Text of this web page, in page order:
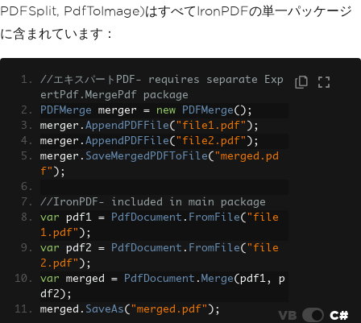
PDFSplit, PdfToImage)はすべてIronPDFの単一パッケージ
に含まれています：
//エキスパートPDF- requires separate Exp
ertPdf.MergePdf package
PDFMerge merger = new PDFMerge();
merger . AppendPDFFile( "file1.pdf" );
merger . AppendPDFFile( "file2.pdf" );
merger . SaveMergedPDFToFile( "merged.pd
f" );
//IronPDF- included in main package
var pdf1 = PdfDocument . FromFile( "file
1.pdf" );
var pdf2 = PdfDocument . FromFile( "file
2.pdf" );
var merged = PdfDocument . Merge( pdf1,
p
df2 );
merged . SaveAs( "merged.pdf" ); VB C#